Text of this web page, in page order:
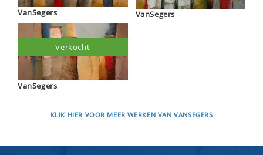
VanSegers
VanSegers
Verkocht
VanSegers
KLIK HIER VOOR MEER WERKEN VAN VANSEGERS